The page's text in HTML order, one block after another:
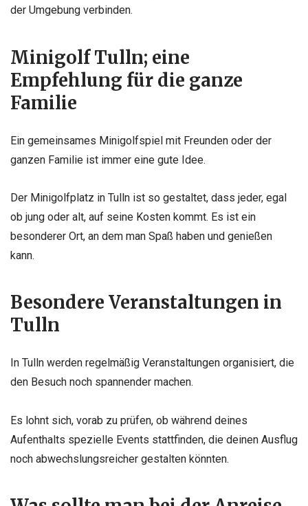
der Umgebung verbinden.
Minigolf Tulln; eine
Empfehlung für die ganze
Familie
Ein gemeinsames Minigolfspiel mit Freunden oder der
ganzen Familie ist immer eine gute Idee.
Der Minigolfplatz in Tulln ist so gestaltet, dass jeder, egal
ob jung oder alt, auf seine Kosten kommt. Es ist ein
besonderer Ort, an dem man Spaß haben und genießen
kann.
Besondere Veranstaltungen in
Tulln
In Tulln werden regelmäßig Veranstaltungen organisiert, die
den Besuch noch spannender machen.
Es lohnt sich, vorab zu prüfen, ob während deines
Aufenthalts spezielle Events stattfinden, die deinen Ausflug
noch abwechslungsreicher gestalten könnten.